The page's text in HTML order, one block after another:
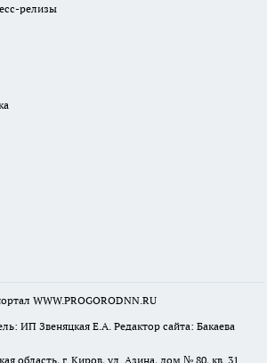
релизы
WWW.PROGORODNN.RU
ИП Звеняцкая Е.А. Редактор сайта: Бакаева
область, г. Киров, ул. Азина, дом № 80, кв. 31